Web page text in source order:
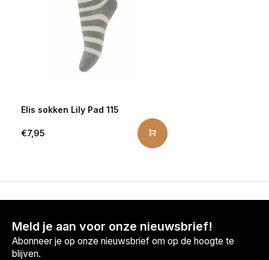
Elis sokken Lily Pad 115
€7,95
Meld je aan voor onze nieuwsbrief!
Abonneer je op onze nieuwsbrief om op de hoogte te
blijven.